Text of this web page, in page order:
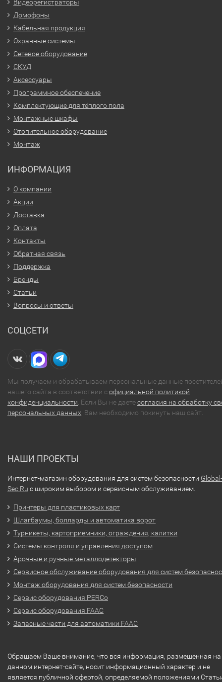
Видеорегистраторы
Домофоны
Кабельная продукция
Охранные системы
Сетевое оборудование
СКУД
Аксессуары
Программное обеспечение
Комплектующие для тёплого пола
Монтажные шкафы
Отопительное оборудование
Монтаж
ИНФОРМАЦИЯ
О компании
Акции
Доставка
Оплата
Контакты
Обратная связь
Поддержка
Бренды
Статьи
Вопросы и ответы
СОЦСЕТИ
Мы получаем и обрабатываем персональные данные
нашего сайта в соответствии софициальной политикой
конфиденциальности. Если Вы не даетесогласия на обработку
персональных данных, Вам необходимо покинуть наш сайт.
НАШИ ПРОЕКТЫ
Интернет-магазин оборудования для систем безопасности Global-
Sec.Ru с широким выбором и сервисным обслуживанием.
Принтеры для пластиковых карт
Шлагбаумы, болларды и автоматика ворот
Турникеты, картоприемники, ограждения, калитки
Системы контроля и управления доступом
Арочные и ручные металлодетекторы
Сервисное обслуживание оборудования для систем
Монтаж оборудования для систем безопасности
Сервис оборудования PERCo
Сервис оборудования FAAC
Запасные части для автоматики FAAC
Обращаем Ваше внимание, что вся информация, размещенная на
данном интернет-сайте, носит информационный характер и не
является публичной офертой, определяемой положениями